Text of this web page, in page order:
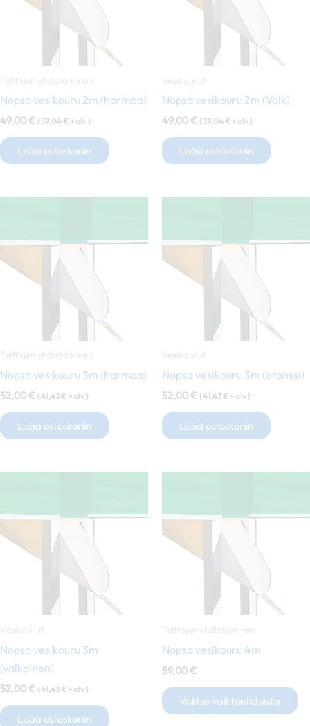
Telttojen yhdistäminen
Nopsa vesikouru 2m (harmaa)
49,00€ ( 39,04€ + alv )
Lisää ostoskoriin
Vesikourut
Nopsa vesikouru 2m (Valk)
49,00€ ( 39,04€ + alv )
Lisää ostoskoriin
Telttojen yhdistäminen
Nopsa vesikouru 3m (harmaa)
52,00€ (41,43€ + alv )
Lisää ostoskoriin
Vesikourut
Nopsa vesikouru 3m (oranssi)
52,00€ (41,43€ + alv )
Lisää ostoskoriin
Vesikourut
Nopsa vesikouru 3m
(valkoinen)
52,00€ (41,43€ + alv )
Lisää ostoskoriin
Telttojen yhdistäminen
Nopsa vesikouru 4m
59,00€
Valitse vaihtoehdoista
on